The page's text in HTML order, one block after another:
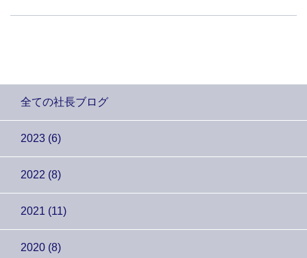
全ての社長ブログ
2023 (6)
2022 (8)
2021 (11)
2020 (8)